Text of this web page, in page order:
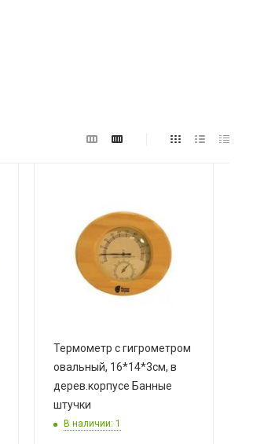
Термометр с гигрометром
овальный, 16*14*3см, в
дерев.корпусе Банные
штучки
В наличии: 1